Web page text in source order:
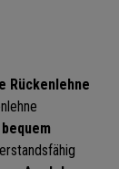
Rückenlehne